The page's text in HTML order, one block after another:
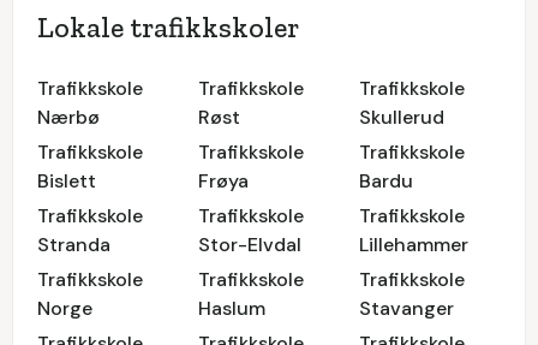
Lokale trafikkskoler
Trafikkskole
Nærbø
Trafikkskole
Røst
Trafikkskole
Skullerud
Trafikkskole
Bislett
Trafikkskole
Frøya
Trafikkskole
Bardu
Trafikkskole
Stranda
Trafikkskole
Stor-Elvdal
Trafikkskole
Lillehammer
Trafikkskole
Norge
Trafikkskole
Haslum
Trafikkskole
Stavanger